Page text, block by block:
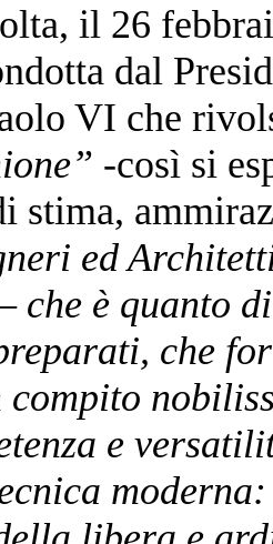
il 26
dal
VI che
-così si
stima,
ed
che è quanto
che
e